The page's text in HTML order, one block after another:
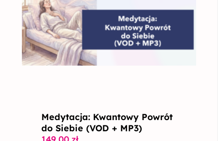
Medytacja: Kwantowy Powrót
do Siebie (VOD + MP3)